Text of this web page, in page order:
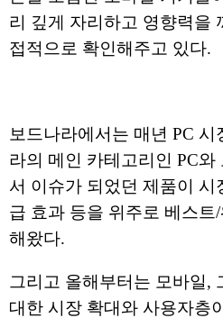
리 깊게 자리하고 영향력을
접적으로 확인해주고 있다.
보드나라에서는 매년 PC
라의 메인 카테고리인 PC와
서 이슈가 되었던 제품이
급 효과 등을 위주로 베스트
해왔다.
그리고 올해부터는 모바일,
대한 시장 확대와 사용자층